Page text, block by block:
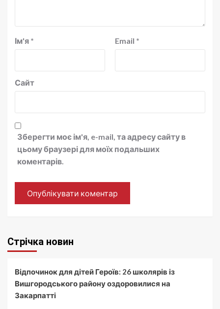
Ім'я * Email *
Сайт
Зберегти моє ім'я, e-mail, та адресу сайту в
цьому браузері для моїх подальших
коментарів.
Стрічка новин
Відпочинок для дітей Героїв: 26 школярів із
Вишгородського району оздоровилися на
Закарпатті